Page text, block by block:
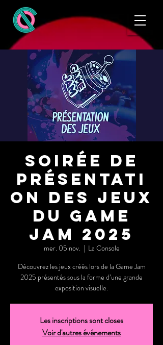
Soirée de
présentati
on des jeux
du Game
Jam 2025
mer. 05 nov.
  |
La Console
Découvrez les jeux créés lors de la Game Jam
2025 présentés sous la forme d’une grande
exposition visuelle.
Les inscriptions sont closes
Voir d'autres événements